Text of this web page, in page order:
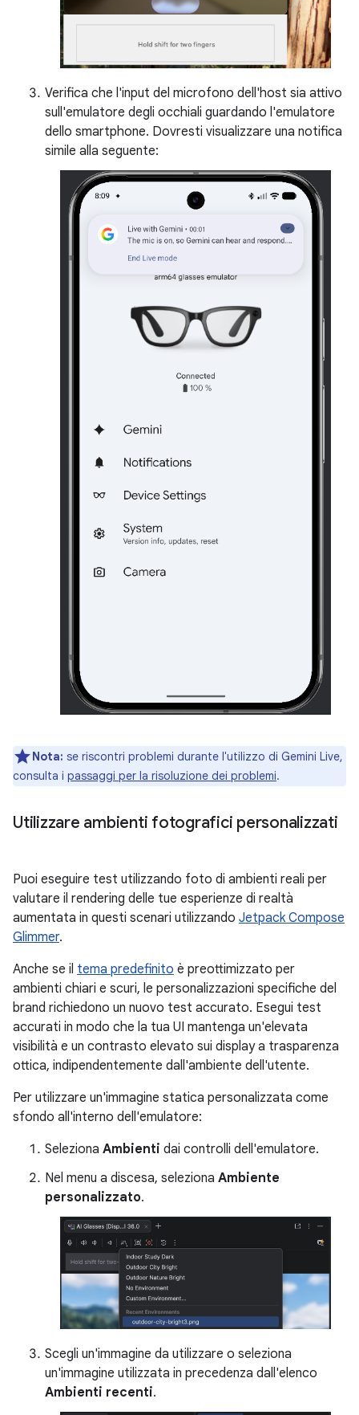
Verifica che l'input del microfono dell'host sia attivo
sull'emulatore degli occhiali guardando l'emulatore
dello smartphone. Dovresti visualizzare una notifica
simile alla seguente:
Nota: se riscontri problemi durante l'utilizzo di Gemini Live,
consulta i passaggi per la risoluzione dei problemi.
Utilizzare ambienti fotografici personalizzati
Puoi eseguire test utilizzando foto di ambienti reali per
valutare il rendering delle tue esperienze di realtà
aumentata in questi scenari utilizzando Jetpack Compose
Glimmer.
Anche se il tema predefinito è preottimizzato per
ambienti chiari e scuri, le personalizzazioni specifiche del
brand richiedono un nuovo test accurato. Esegui test
accurati in modo che la tua UI mantenga un'elevata
visibilità e un contrasto elevato sui display a trasparenza
ottica, indipendentemente dall'ambiente dell'utente.
Per utilizzare un'immagine statica personalizzata come
sfondo all'interno dell'emulatore:
Seleziona Ambienti dai controlli dell'emulatore.
Nel menu a discesa, seleziona Ambiente
personalizzato.
Scegli un'immagine da utilizzare o seleziona
un'immagine utilizzata in precedenza dall'elenco
Ambienti recenti.